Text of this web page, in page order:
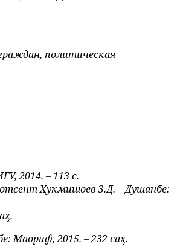
политическая
2014. – 113 с.
Ҳукмишоев З.Д. – Душанбе:
Маориф, 2015. – 232 саҳ.